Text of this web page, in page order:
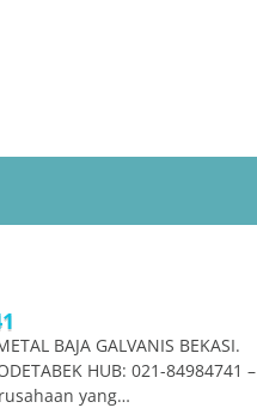
BAJA GALVANIS BEKASI.
HUB: 021-84984741 –
yang…